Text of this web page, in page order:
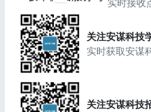
实时接收
关注安谋科技
实时获取安谋
关注安谋科技